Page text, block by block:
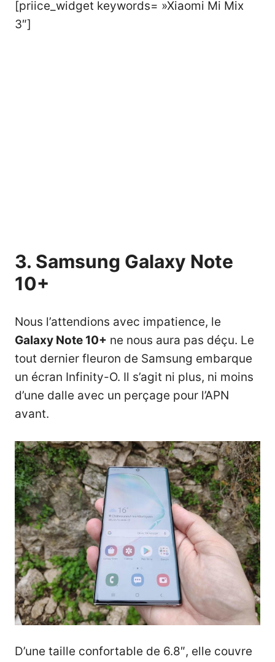
[priice_widget keywords= »Xiaomi Mi Mix
3″]
3. Samsung Galaxy Note
10+
Nous l’attendions avec impatience, le
Galaxy Note 10+ ne nous aura pas déçu. Le
tout dernier fleuron de Samsung embarque
un écran Infinity-O. Il s’agit ni plus, ni moins
d’une dalle avec un perçage pour l’APN
avant.
D’une taille confortable de 6.8″, elle couvre